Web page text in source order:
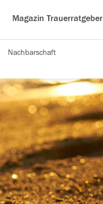
Magazin Trauerratgeber
Nachbarschaft